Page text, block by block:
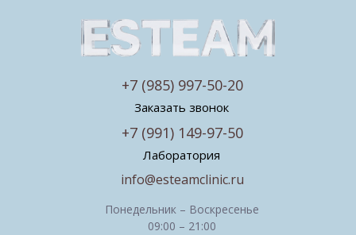
Понедельник – Воскресенье
09:00 – 21:00
Заказать звонок
Лаборатория
info@esteamclinic.ru
+7 (991) 149-97-50
+7 (985) 997-50-20